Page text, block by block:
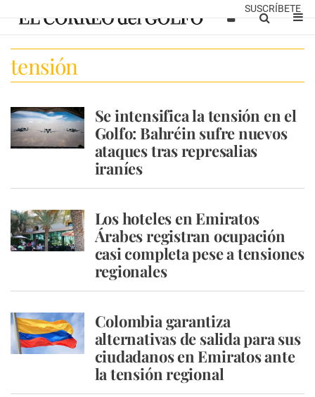
SUSCRÍBETE
tensión
Se intensifica la tensión en el
Golfo: Bahréin sufre nuevos
ataques tras represalias
iraníes
Los hoteles en Emiratos
Árabes registran ocupación
casi completa pese a tensiones
regionales
Colombia garantiza
alternativas de salida para sus
ciudadanos en Emiratos ante
la tensión regional